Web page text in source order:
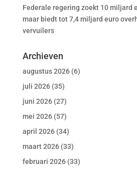
Federale regering zoekt 10 miljard
maar biedt tot 7,4 miljard euro
vervuilers
Archieven
augustus 2026(6)
juli 2026(35)
juni 2026(27)
mei 2026(57)
april 2026(34)
maart 2026(33)
februari 2026(33)